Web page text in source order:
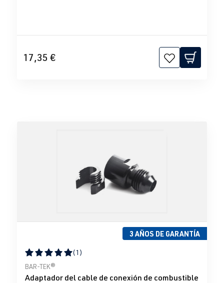
17,35 €
3 AÑOS DE GARANTÍA
Calificación promedio de 5 de 5 estrellas
(1)
BAR-TEK®
Adaptador del cable de conexión de combustible